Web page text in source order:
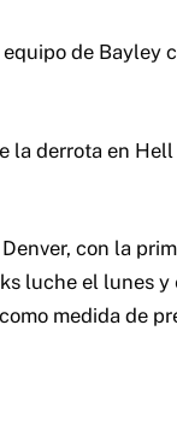
de Bayley
la derrota en
con la
luche el lunes y
medida de